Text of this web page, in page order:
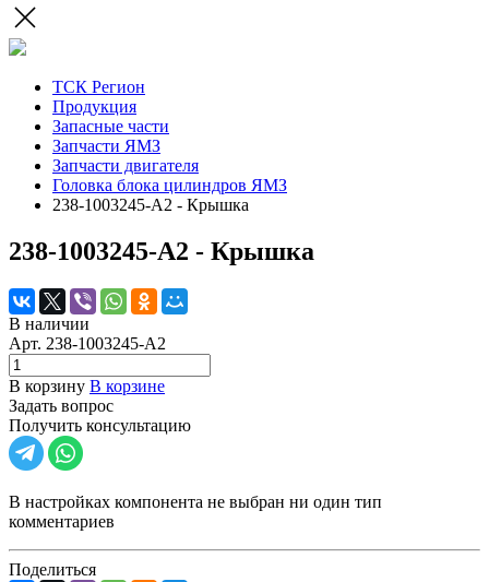
ТСК Регион
Продукция
Запасные части
Запчасти ЯМЗ
Запчасти двигателя
Головка блока цилиндров ЯМЗ
238-1003245-А2 - Крышка
238-1003245-А2 - Крышка
В наличии
Арт. 238-1003245-А2
В корзину В корзине
Задать вопрос
Получить консультацию
В настройках компонента не выбран ни один тип
комментариев
Поделиться